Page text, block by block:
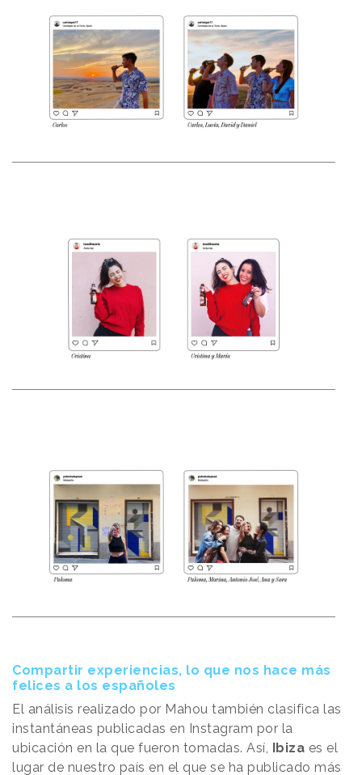
Compartir experiencias, lo que nos hace más
felices a los españoles
El análisis realizado por Mahou también clasifica las
instantáneas publicadas en Instagram por la
ubicación en la que fueron tomadas. Así, Ibiza es el
lugar de nuestro país en el que se ha publicado más